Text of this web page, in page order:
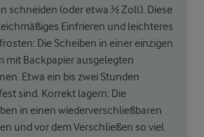
schneiden (oder etwa ½ Zoll). Diese
Einfrieren und leichteres
Die Scheiben in einer einzigen
mit Backpapier ausgelegten
Etwa ein bis zwei Stunden
sind. Korrekt lagern: Die
in einen wiederverschließbaren
und vor dem Verschließen so viel